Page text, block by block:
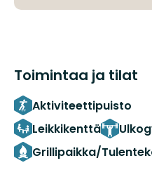
Toimintaa ja tilat
Aktiviteettipuisto
Leikkikenttä
Grillipaikka/